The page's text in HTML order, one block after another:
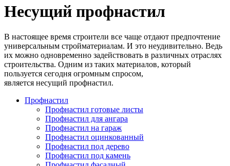
Несущий профнастил
В настоящее время строители все чаще отдают предпочтение
универсальным стройматериалам. И это неудивительно. Ведь
их можно одновременно задействовать в различных отраслях
строительства. Одним из таких материалов, который
пользуется сегодня огромным спросом,
является несущий профнастил.
Профнастил
Профнастил готовые листы
Профнастил для ангара
Профнастил на гараж
Профнастил оцинкованный
Профнастил под дерево
Профнастил под камень